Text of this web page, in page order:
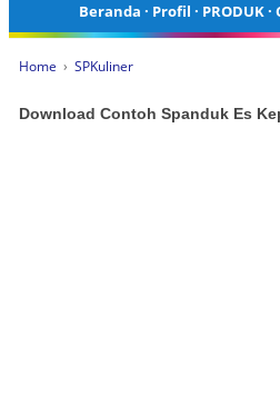
Beranda · Profil · PRODUK·
Home › SPKuliner
Download Contoh Spanduk Es